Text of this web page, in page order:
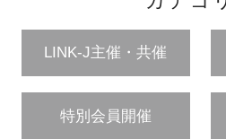
LINK-J主催・共催
特別会員開催